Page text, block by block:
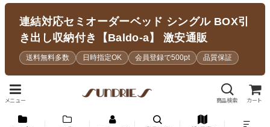
連結対応セミオーダーベッド シングル BOX引
き出し収納付き【Baldo-a】 激安通販
送料無料多数 日時指定OK 会員登録で500pt 品質保証
メニュー 商品検索 カート